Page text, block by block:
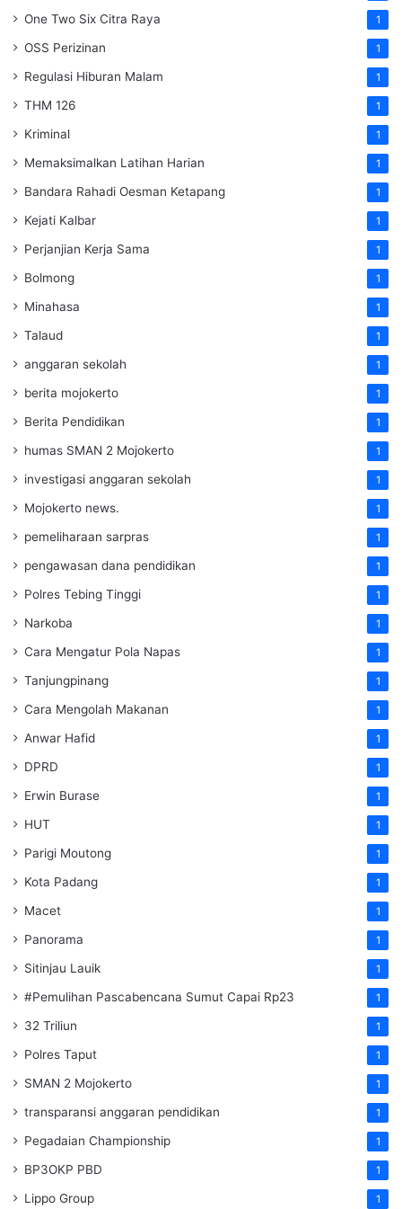
One Two Six Citra Raya 1
OSS Perizinan 1
Regulasi Hiburan Malam 1
THM 126 1
Kriminal 1
Memaksimalkan Latihan Harian 1
Bandara Rahadi Oesman Ketapang 1
Kejati Kalbar 1
Perjanjian Kerja Sama 1
Bolmong 1
Minahasa 1
Talaud 1
anggaran sekolah 1
berita mojokerto 1
Berita Pendidikan 1
humas SMAN 2 Mojokerto 1
investigasi anggaran sekolah 1
Mojokerto news. 1
pemeliharaan sarpras 1
pengawasan dana pendidikan 1
Polres Tebing Tinggi 1
Narkoba 1
Cara Mengatur Pola Napas 1
Tanjungpinang 1
Cara Mengolah Makanan 1
Anwar Hafid 1
DPRD 1
Erwin Burase 1
HUT 1
Parigi Moutong 1
Kota Padang 1
Macet 1
Panorama 1
Sitinjau Lauik 1
#Pemulihan Pascabencana Sumut Capai Rp23 1
32 Triliun 1
Polres Taput 1
SMAN 2 Mojokerto 1
transparansi anggaran pendidikan 1
Pegadaian Championship 1
BP3OKP PBD 1
Lippo Group 1